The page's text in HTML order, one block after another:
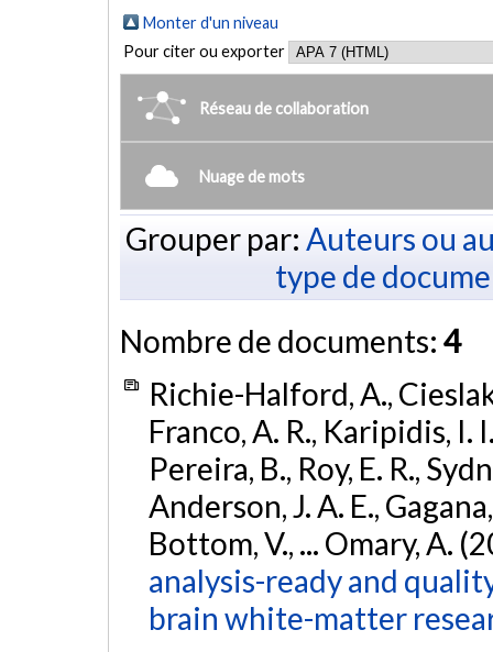
Monter d'un niveau
Pour citer ou exporter
Réseau de collaboration
Nuage de mots
Grouper par: Auteurs ou
type de
Nombre de documents: 4
Richie-Halford, A.,
Franco, A. R., Karipidis, I.
Pereira, B., Roy, E. R.,
Anderson, J. A. E.,
Bottom, V., ... Omary, A.
analysis-ready and
brain white-matter